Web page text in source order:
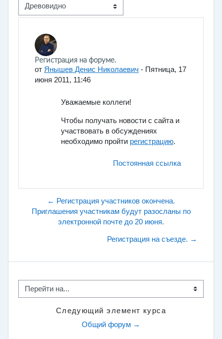
Режим отображения
Регистрация на форуме.
от Янышев Денис Николаевич - Пятница, 17
июня 2011, 11:46
Количество ответов: 0
Уважаемые коллеги!
Чтобы получать новости с сайта и
участвовать в обсуждениях
необходимо пройти регистрацию.
Постоянная ссылка
← Регистрация участников окончена.
Приглашения участникам будут разосланы по
электронной почте до 20 июня.
Регистрация на съезде. →
Перейти на...
Следующий элемент курса
Общий форум →